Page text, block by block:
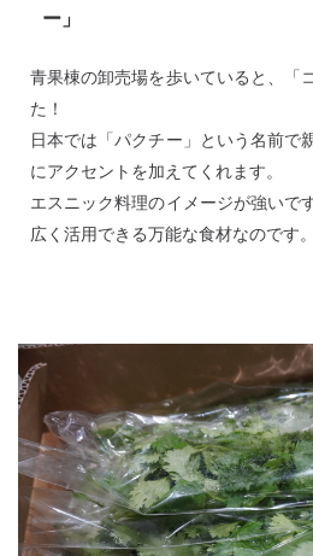
ー」
青果棟の卸売場を歩いていると、「
た！
日本では「パクチー」という名前で
にアクセントを加えてくれます。
エスニック料理のイメージが強いで
広く活用できる万能な食材なのです。